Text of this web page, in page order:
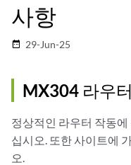
사항
date_range 29-Jun-25
MX304 라우
정상적인 라우터 작동
십시오. 또한 사이트에
오.